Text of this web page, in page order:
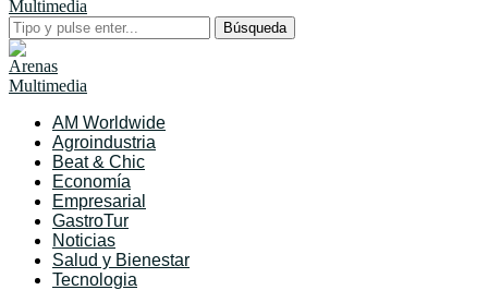
Búsqueda
AM Worldwide
Agroindustria
Beat & Chic
Economía
Empresarial
GastroTur
Noticias
Salud y Bienestar
Tecnologia